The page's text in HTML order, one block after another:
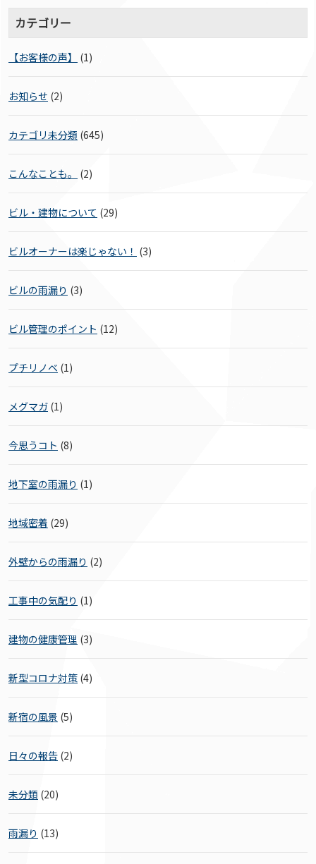
カテゴリー
【お客様の声】 (1)
お知らせ (2)
カテゴリ未分類 (645)
こんなことも。 (2)
ビル・建物について (29)
ビルオーナーは楽じゃない！ (3)
ビルの雨漏り (3)
ビル管理のポイント (12)
プチリノベ (1)
メグマガ (1)
今思うコト (8)
地下室の雨漏り (1)
地域密着 (29)
外壁からの雨漏り (2)
工事中の気配り (1)
建物の健康管理 (3)
新型コロナ対策 (4)
新宿の風景 (5)
日々の報告 (2)
未分類 (20)
雨漏り (13)